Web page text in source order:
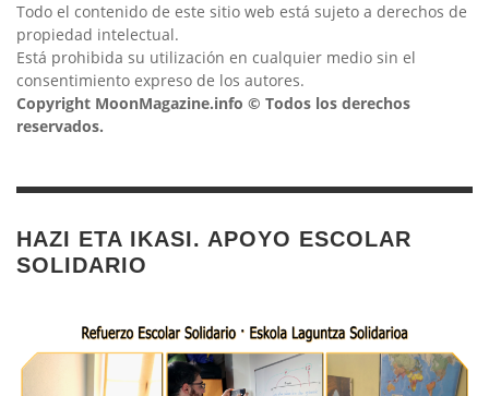
Todo el contenido de este sitio web está sujeto a derechos de
propiedad intelectual.
Está prohibida su utilización en cualquier medio sin el
consentimiento expreso de los autores.
Copyright MoonMagazine.info © Todos los derechos
reservados.
HAZI ETA IKASI. APOYO ESCOLAR
SOLIDARIO